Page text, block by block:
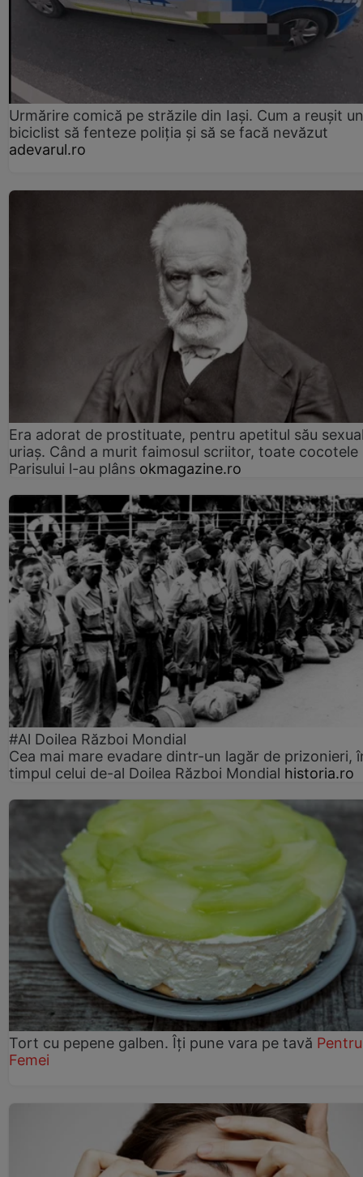
Urmărire comică pe străzile din Iași. Cum a reușit un
biciclist să fenteze poliția și să se facă nevăzut
adevarul.ro
Era adorat de prostituate, pentru apetitul său
uriaș. Când a murit faimosul scriitor, toate cocotele
Parisului l-au plâns okmagazine.ro
#Al Doilea Război Mondial
Cea mai mare evadare dintr-un lagăr de prizonieri,
timpul celui de-al Doilea Război Mondial historia.ro
Tort cu pepene galben. Îți pune vara pe tavă Pentru
Femei